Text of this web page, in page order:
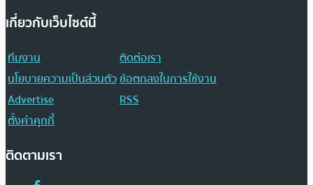
เกี่ยวกับเว็บไซต์นี้
ทีมงาน
ติดต่อเรา
นโยบายความเป็นส่วนตัวข้อตกลงในการใช้งาน
Advertise
RSS
ตั้งค่าคุกกี้
ติดตามเรา